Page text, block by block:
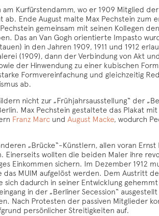
Kurfürstendamm, wo er 1909 Mitglied
Ende August malte Max Pechstein zum
gemeinsam mit seinen Kollegen
Das an Van Gogh orientierte Impasto
in den Jahren 1909, 1911 und 1912
(1909), dann der Verbindung von Akt
der Hinwendung zu einer kubischen
Formvereinfachung und gleichzeitig
ab.
nicht zur „Frühjahrsausstellung“ der
Max Pechstein gestaltete das Plakat
Franz Marcund August Macke, wodurch
„Brücke“-Künstlern, allen voran
wollten die beiden Maler ihre
sichern. Im Dezember 1912
MUIM aufgelöst werden. Dem Austritt
dadurch in seiner Entwicklung
in der „Berliner Secession“
Nach Protesten der passiven Mitglieder
persönlicher Streitigkeiten auf.